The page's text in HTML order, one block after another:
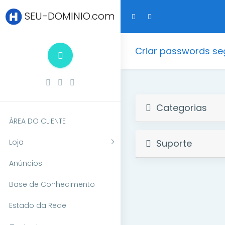
SEU-DOMINIO.com
ÁREA DO CLIENTE
Loja
Anúncios
Base de Conhecimento
Estado da Rede
Criar passwords
Categorias
Suporte